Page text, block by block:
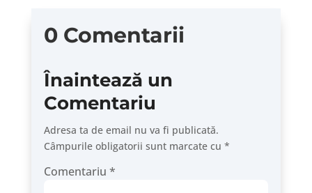
0 Comentarii
Înaintează un
Comentariu
Adresa ta de email nu va fi publicată.
Câmpurile obligatorii sunt marcate cu *
Comentariu *